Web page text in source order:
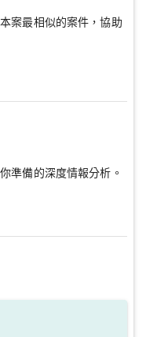
案最相似的案件，協助
準備的深度情報分析。